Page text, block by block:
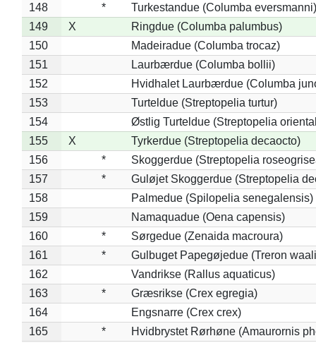
148
*
Turkestandue (Columba eversmanni)
149
X
Ringdue (Columba palumbus)
150
Madeiradue (Columba trocaz)
151
Laurbærdue (Columba bollii)
152
Hvidhalet Laurbærdue (Columba
153
Turteldue (Streptopelia turtur)
154
Østlig Turteldue (Streptopelia
155
X
Tyrkerdue (Streptopelia decaocto)
156
*
Skoggerdue (Streptopelia
157
*
Guløjet Skoggerdue (Streptopelia
158
Palmedue (Spilopelia senegalensis)
159
Namaquadue (Oena capensis)
160
*
Sørgedue (Zenaida macroura)
161
*
Gulbuget Papegøjedue (Treron
162
Vandrikse (Rallus aquaticus)
163
*
Græsrikse (Crex egregia)
164
Engsnarre (Crex crex)
165
*
Hvidbrystet Rørhøne (Amaurornis